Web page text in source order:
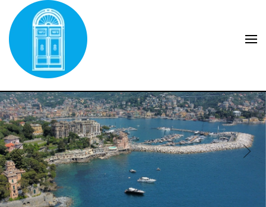
Skip to main content
Covre case vacanze.
Esperienza al servizio
del turismo.